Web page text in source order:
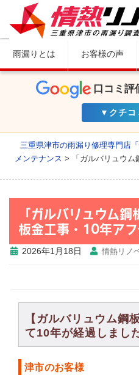
雨漏りとは お客様の声
口コミ評
▼クチコ
三重県津市の雨漏り修理専門店
メンテナンス >
「ガルバリュウ
「ガルバリュウム
板金工事・10年ア
2026年1月18日 情熱リノ
【ガルバリュウム鋼
て10年が経過しまし
津市のお客様